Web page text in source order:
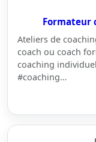
Formateur
Ateliers de
coach ou coach
coaching
#coaching…